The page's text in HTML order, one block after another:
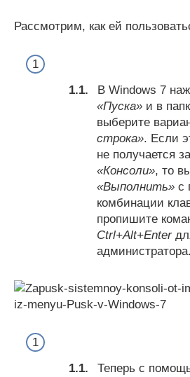
Рассмотрим, как ей
В Windows 7
«Пуска» и в
выберите
строка». Если
не получается
«Консоли», то
«Выполнить» с
комбинации
пропишите
Ctrl+Alt+Enter
администратора.
Теперь с